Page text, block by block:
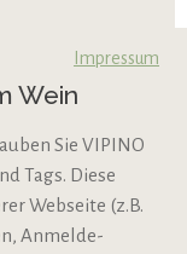
Impressum
Wein
Sie VIPINO
Tags. Diese
Webseite (z.B.
Anmelde-